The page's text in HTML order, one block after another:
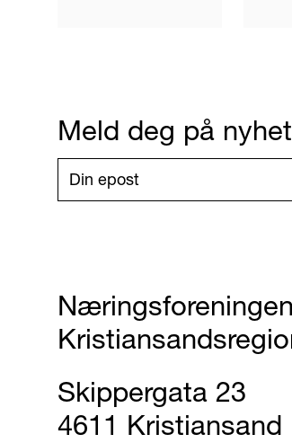
Meld deg på
Skippergata 23
4611 Kristiansand